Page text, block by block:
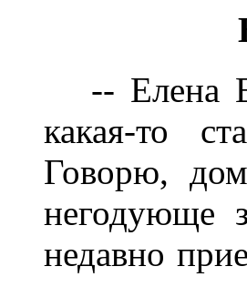
-- Елена
какая-то
Говорю,
негодующе
недавно